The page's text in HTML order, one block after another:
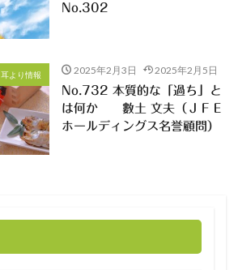
No.302
耳より情報 2025年2月3日
2025年2月5日
No.732 本質的な「過ち」と
は何か 數土 文夫（ＪＦＥ
ホールディングス名誉顧問）